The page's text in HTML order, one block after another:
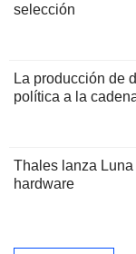
selección
La producción de
política a la
Thales lanza
hardware